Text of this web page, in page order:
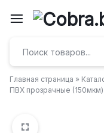
и
Главная страница »
ПВХ прозрачные (150мкм)